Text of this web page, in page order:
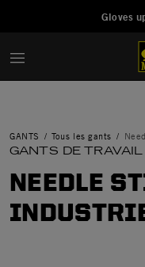
Gloves
GANTS Tous les gants
GANTS DE
NEEDLE
Manage